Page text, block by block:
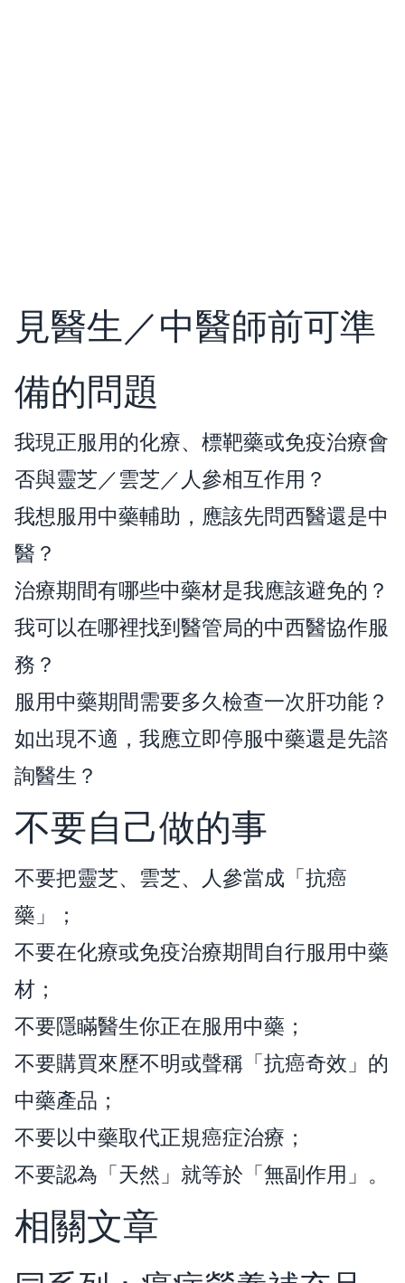
見醫生／中醫師前可準
備的問題
我現正服用的化療、標靶藥或免疫治療會
否與靈芝／雲芝／人參相互作用？
我想服用中藥輔助，應該先問西醫還是中
醫？
治療期間有哪些中藥材是我應該避免的？
我可以在哪裡找到醫管局的中西醫協作服
務？
服用中藥期間需要多久檢查一次肝功能？
如出現不適，我應立即停服中藥還是先諮
詢醫生？
不要自己做的事
不要把靈芝、雲芝、人參當成「抗癌
藥」；
不要在化療或免疫治療期間自行服用中藥
材；
不要隱瞞醫生你正在服用中藥；
不要購買來歷不明或聲稱「抗癌奇效」的
中藥產品；
不要以中藥取代正規癌症治療；
不要認為「天然」就等於「無副作用」。
相關文章